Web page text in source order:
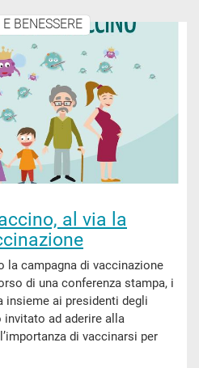
BENESSERE
al via la
la campagna di vaccinazione
di una conferenza stampa, i
insieme ai presidenti degli
ad aderire alla
di vaccinarsi per